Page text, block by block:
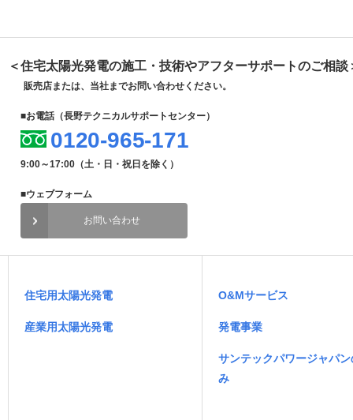
＜住宅太陽光発電の施工・技術やアフターサポートのご相談
販売店または、当社までお問い合わせください。
■お電話（長野テクニカルサポートセンター）
0120-965-171
9:00～17:00（土・日・祝日を除く）
■ウェブフォーム
お問い合わせ
住宅用太陽光発電
産業用太陽光発電
O&Mサービス
発電事業
サンテックパワージャパン
み